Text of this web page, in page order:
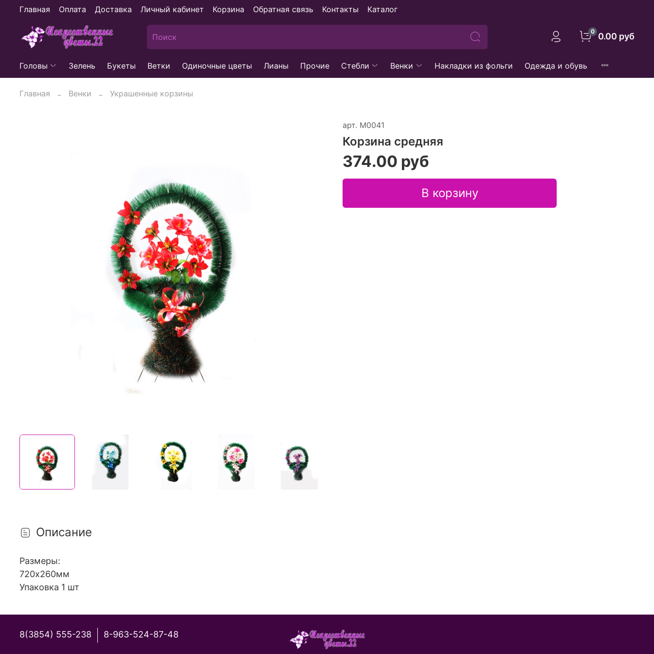
Главная Оплата Доставка Личный кабинет Корзина Обратная связь Контакты Каталог
0 0.00 руб
Головы Зелень Букеты Ветки Одиночные цветы Лианы Прочие Стебли Венки Накладки из фольги Одежда и обувь
Главная Венки Украшенные корзины
арт. М0041
Корзина средняя
374.00 руб
В корзину
Описание
Размеры:
720х260мм
Упаковка 1 шт
8(3854) 555-238 8-963-524-87-48